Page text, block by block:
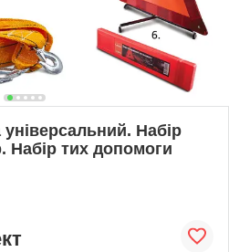
універсальний. Набір
Набір тих допомоги